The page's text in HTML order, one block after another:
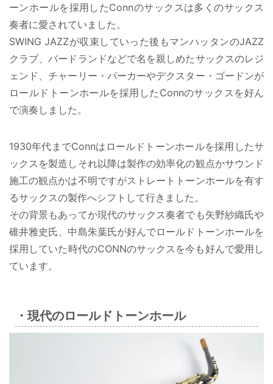
ーンホールを採用したConnのサックスは多くのサックス
奏者に愛されていました。
SWING JAZZが収束していった後もマンハッタンのJAZZ
クラブ、バードランドなどで名を親しめたサックスのレジ
ェンド、チャーリー・パーカーやデクスター・ゴードンが
ロールドトーンホールを採用したConnのサックスを好ん
で演奏しました。
1930年代までConnはロールドトーンホールを採用したサ
ックスを製造しそれ以降は製作の効率化の観点かサウンド
施工の観点かは不明ですがストレートトーンホールを有す
るサックスの製作へシフトして行きました。
その背景もあってか現代のサックス奏者でも矢野紗織氏や
碓井雅史氏、中島朱葉氏が好んでロールドトーンホールを
採用していた時代のCONNのサックスを今も好んで愛用し
ています。
・現代のロールドトーンホール